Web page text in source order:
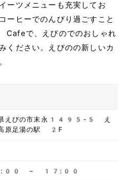
ーツメニューも充実してお
ーヒーでのんびり過ごすこと
で、えびのでのおしゃれ
ください。えびのの新しいカ
県えびの市末永1495-5 え
原足湯の駅 2F
– 17:00